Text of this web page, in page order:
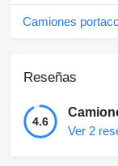
Camiones
Reseñas
4.6
Ver 2